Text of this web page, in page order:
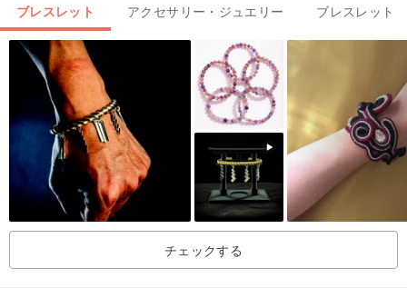
ブレスレット アクセサリー・ジュエリー ブレスレット
チェックする